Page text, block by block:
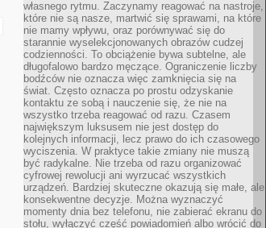
własnego rytmu. Zaczynamy reagować na nastroje,
które nie są nasze, martwić się sprawami, na które
nie mamy wpływu, oraz porównywać się do
starannie wyselekcjonowanych obrazów cudzej
codzienności. To obciążenie bywa subtelne, ale
długofalowo bardzo męczące. Ograniczenie liczby
bodźców nie oznacza więc zamknięcia się na
świat. Często oznacza po prostu odzyskanie
kontaktu ze sobą i nauczenie się, że nie na
wszystko trzeba reagować od razu. Czasem
największym luksusem nie jest dostęp do
kolejnych informacji, lecz prawo do ich czasowego
wyciszenia. W praktyce takie zmiany nie muszą
być radykalne. Nie trzeba od razu organizować
cyfrowej rewolucji ani wyrzucać wszystkich
urządzeń. Bardziej skuteczne okazują się małe, ale
konsekwentne decyzje. Można wyznaczyć
momenty dnia bez telefonu, nie zabierać ekranu do
stołu, wyłączyć część powiadomień albo wrócić do